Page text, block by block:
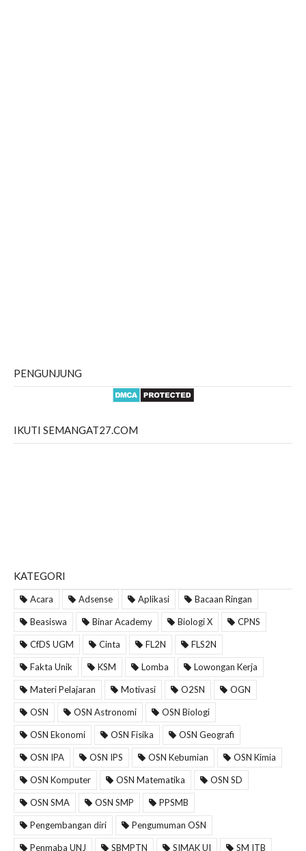
PENGUNJUNG
IKUTI SEMANGAT27.COM
KATEGORI
Acara Adsense Aplikasi Bacaan Ringan
Beasiswa Binar Academy Biologi X CPNS
CfDS UGM Cinta FL2N FLS2N
Fakta Unik KSM Lomba Lowongan Kerja
Materi Pelajaran Motivasi O2SN OGN
OSN OSN Astronomi OSN Biologi
OSN Ekonomi OSN Fisika OSN Geografi
OSN IPA OSN IPS OSN Kebumian OSN Kimia
OSN Komputer OSN Matematika OSN SD
OSN SMA OSN SMP PPSMB
Pengembangan diri Pengumuman OSN
Penmaba UNJ SBMPTN SIMAK UI SM ITB